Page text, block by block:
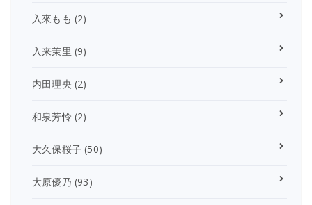
入來もも (2)
入来茉里 (9)
内田理央 (2)
和泉芳怜 (2)
大久保桜子 (50)
大原優乃 (93)